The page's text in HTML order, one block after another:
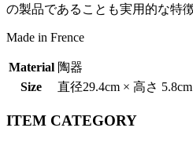
の製品であることも実用的な特
Made in Frence
Material 陶器
Size
直径29.4cm × 高さ 5.8cm
ITEM CATEGORY